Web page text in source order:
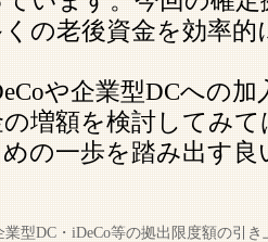
の老後資金を効率
や企業型DCへの
増額を検討してみ
の一歩を踏み出す
業型DC・iDeCo等の拠出限度額の引